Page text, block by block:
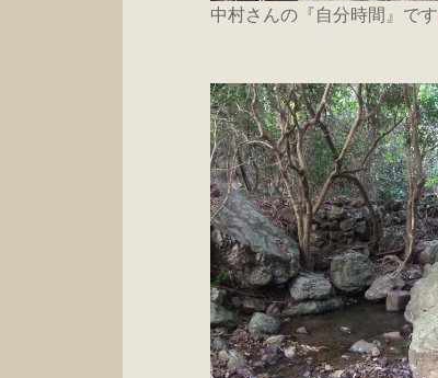
中村さんの『自分時間』です